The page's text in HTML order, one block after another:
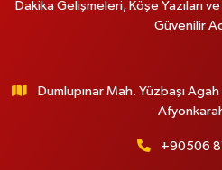
Dakika Gelişmeleri, Köşe Yazıları
Güvenilir
Dumlupınar Mah. Yüzbaşı
+90506